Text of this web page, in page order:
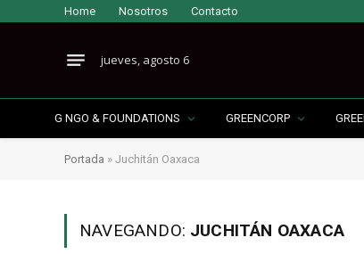
Home Nosotros Contacto
jueves, agosto 6
G NGO & FOUNDATIONS GREENCORP
Portada » Juchitán Oaxaca
NAVEGANDO: JUCHITÁN OAXACA